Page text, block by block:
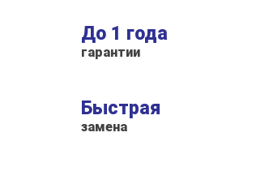
До 1 года
гарантии
Быстрая
замена